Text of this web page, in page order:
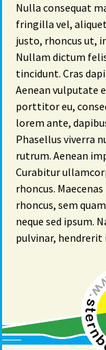
Nulla consequat
fringilla vel,
justo, rhoncus ut,
Nullam dictum
tincidunt. Cras
Aenean vulputate
porttitor eu,
lorem ante,
Phasellus viverra
rutrum. Aenean
Curabitur
rhoncus.
rhoncus, sem
neque sed ipsum.
pulvinar, hendrerit